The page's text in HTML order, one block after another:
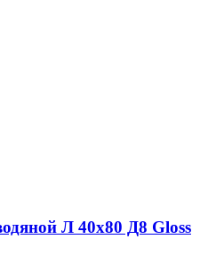
Л 40х80 Д8 Gloss